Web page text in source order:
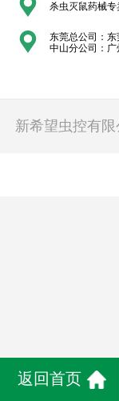
杀虫灭鼠药械
东莞总公司：
中山分公司：广
新希望虫控有
返回首页